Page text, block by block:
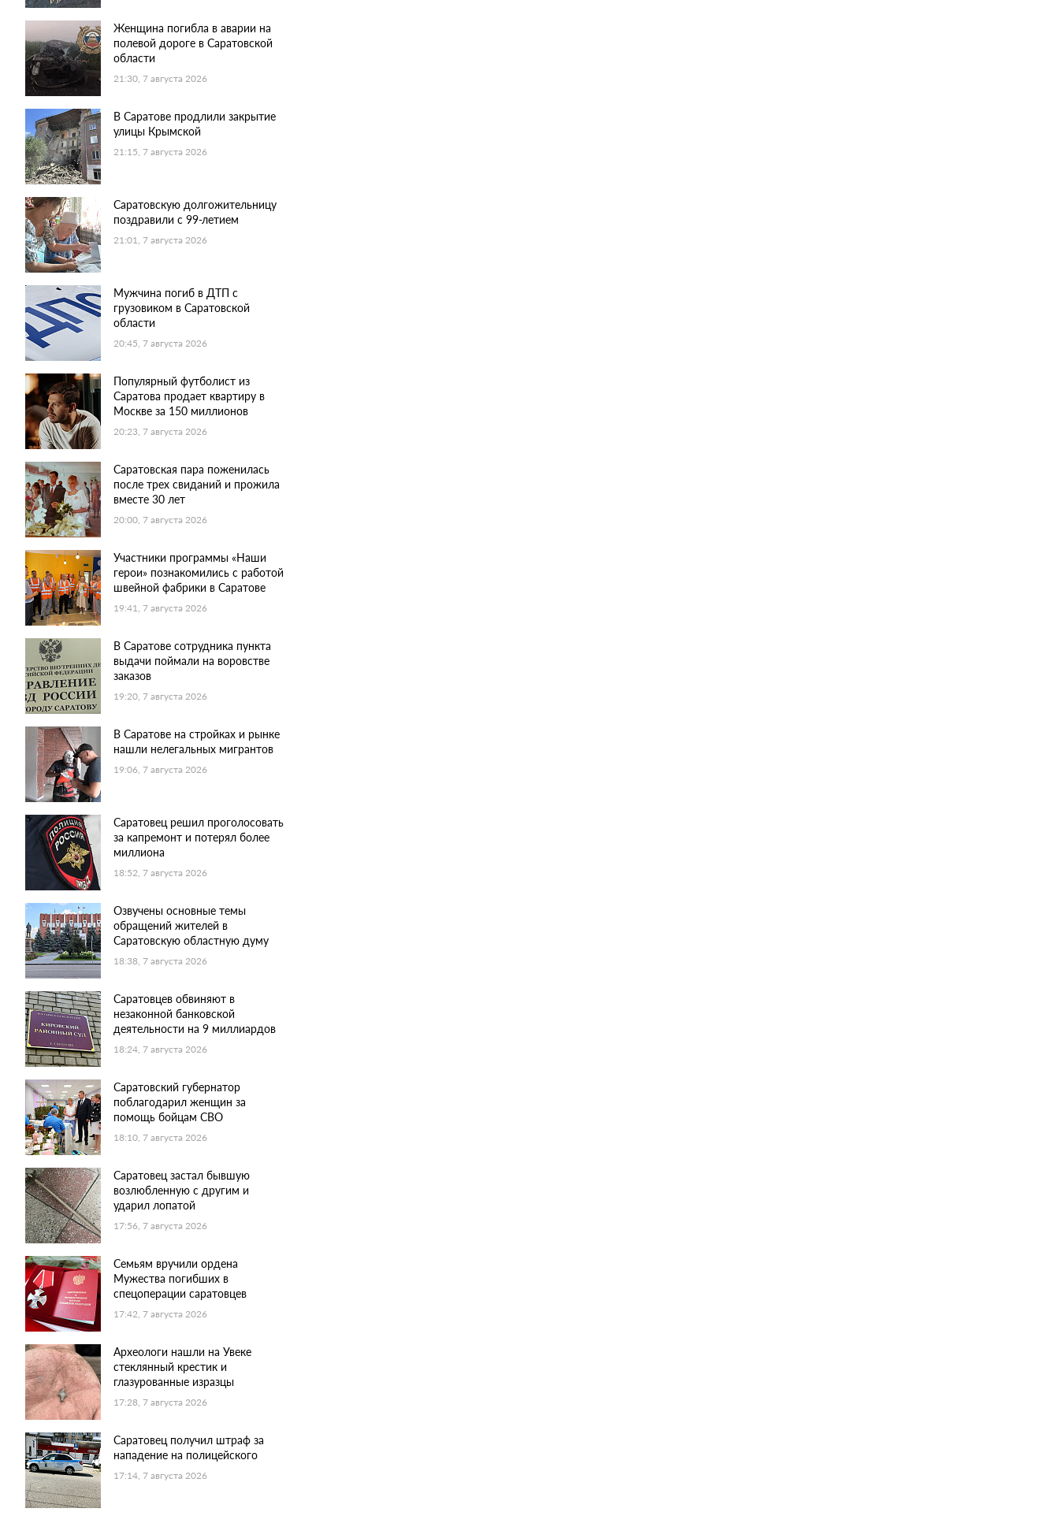
Женщина погибла в аварии на
полевой дороге в Саратовской
области
21:30, 7 августа 2026
В Саратове продлили закрытие
улицы Крымской
21:15, 7 августа 2026
Саратовскую долгожительницу
поздравили с 99-летием
21:01, 7 августа 2026
Мужчина погиб в ДТП с
грузовиком в Саратовской
области
20:45, 7 августа 2026
Популярный футболист из
Саратова продает квартиру в
Москве за 150 миллионов
20:23, 7 августа 2026
Саратовская пара поженилась
после трех свиданий и прожила
вместе 30 лет
20:00, 7 августа 2026
Участники программы «Наши
герои» познакомились с работой
швейной фабрики в Саратове
19:41, 7 августа 2026
В Саратове сотрудника пункта
выдачи поймали на воровстве
заказов
19:20, 7 августа 2026
В Саратове на стройках и рынке
нашли нелегальных мигрантов
19:06, 7 августа 2026
Саратовец решил проголосовать
за капремонт и потерял более
миллиона
18:52, 7 августа 2026
Озвучены основные темы
обращений жителей в
Саратовскую областную думу
18:38, 7 августа 2026
Саратовцев обвиняют в
незаконной банковской
деятельности на 9 миллиардов
18:24, 7 августа 2026
Саратовский губернатор
поблагодарил женщин за
помощь бойцам СВО
18:10, 7 августа 2026
Саратовец застал бывшую
возлюбленную с другим и
ударил лопатой
17:56, 7 августа 2026
Семьям вручили ордена
Мужества погибших в
спецоперации саратовцев
17:42, 7 августа 2026
Археологи нашли на Увеке
стеклянный крестик и
глазурованные изразцы
17:28, 7 августа 2026
Саратовец получил штраф за
нападение на полицейского
17:14, 7 августа 2026